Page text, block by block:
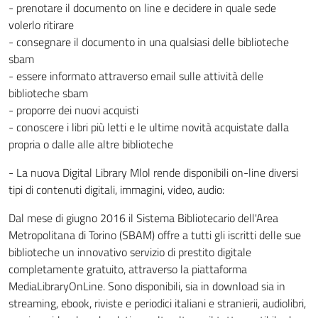
- prenotare il documento on line e decidere in quale sede
volerlo ritirare
- consegnare il documento in una qualsiasi delle biblioteche
sbam
- essere informato attraverso email sulle attività delle
biblioteche sbam
- proporre dei nuovi acquisti
- conoscere i libri più letti e le ultime novità acquistate dalla
propria o dalle alle altre biblioteche
- La nuova Digital Library Mlol rende disponibili on-line diversi
tipi di contenuti digitali, immagini, video, audio:
Dal mese di giugno 2016 il Sistema Bibliotecario dell'Area
Metropolitana di Torino (SBAM) offre a tutti gli iscritti delle sue
biblioteche un innovativo servizio di prestito digitale
completamente gratuito, attraverso la piattaforma
MediaLibraryOnLine. Sono disponibili, sia in download sia in
streaming, ebook, riviste e periodici italiani e stranierii, audiolibri,